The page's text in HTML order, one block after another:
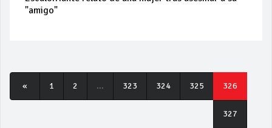
"amigo"
« 1 2 ... 323 324 325 326
327